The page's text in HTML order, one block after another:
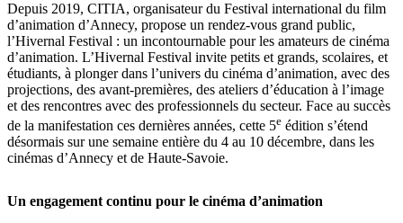
Depuis 2019, CITIA, organisateur du Festival international du film
d’animation d’Annecy, propose un rendez-vous grand public,
l’Hivernal Festival : un incontournable pour les amateurs de cinéma
d’animation. L’Hivernal Festival invite petits et grands, scolaires, et
étudiants, à plonger dans l’univers du cinéma d’animation, avec des
projections, des avant-premières, des ateliers d’éducation à l’image
et des rencontres avec des professionnels du secteur. Face au succès
de la manifestation ces dernières années, cette 5e édition s’étend
désormais sur une semaine entière du 4 au 10 décembre, dans les
cinémas d’Annecy et de Haute-Savoie.
Un engagement continu pour le cinéma d’animation